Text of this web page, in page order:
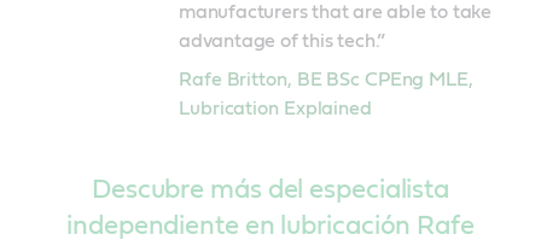
manufacturers that are able to take
advantage of this tech.”
Rafe Britton, BE BSc CPEng MLE,
Lubrication Explained
Descubre más del especialista
independiente en lubricación Rafe